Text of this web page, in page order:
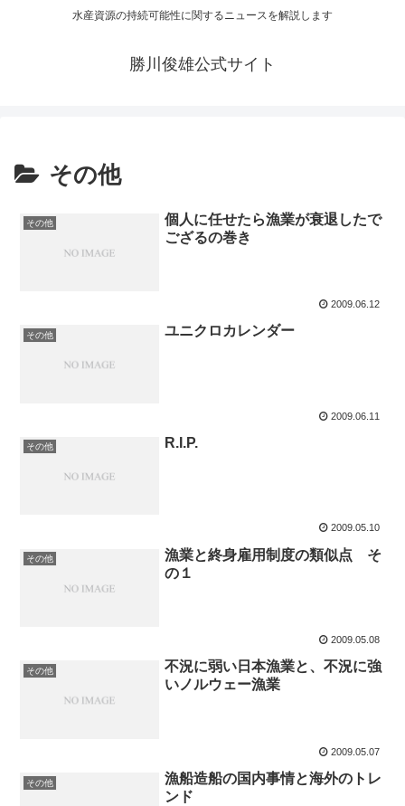
水産資源の持続可能性に関するニュースを解説します
勝川俊雄公式サイト
その他
その他
個人に任せたら漁業が衰退したで
ござるの巻き
2009.06.12
その他 ユニクロカレンダー
2009.06.11
その他 R.I.P.
2009.05.10
その他
漁業と終身雇用制度の類似点 そ
の１
2009.05.08
その他
不況に弱い日本漁業と、不況に強
いノルウェー漁業
2009.05.07
その他
漁船造船の国内事情と海外のトレ
ンド